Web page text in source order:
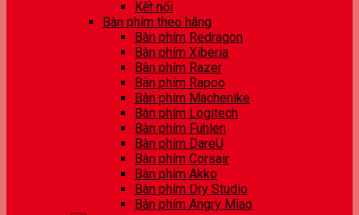
Kết nối
Bàn phím theo hãng
Bàn phím Redragon
Bàn phím Xiberia
Bàn phím Razer
Bàn phím Rapoo
Bàn phím Machenike
Bàn phím Logitech
Bàn phím Fuhlen
Bàn phím DareU
Bàn phím Corsair
Bàn phím Akko
Bàn phím Dry Studio
Bàn phím Angry Miao